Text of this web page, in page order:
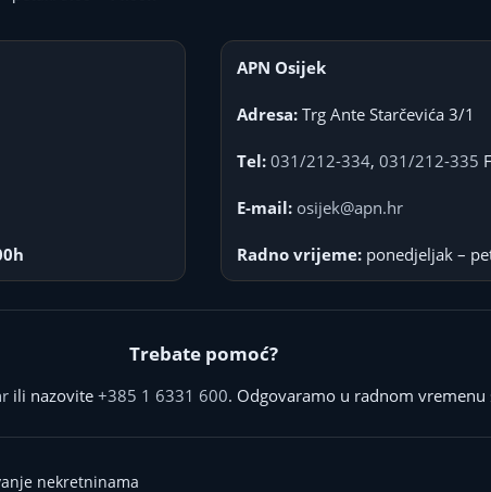
APN Osijek
Adresa: Trg Ante Starčevića 3/1
Tel: 031/212-334,031/212-335
E-mail: osijek@apn.hr
Radno vrijeme: ponedjeljak –
Trebate pomoć?
ili nazovite +385 1 6331 600. Odgovaramo u radnom vremenu
nekretninama